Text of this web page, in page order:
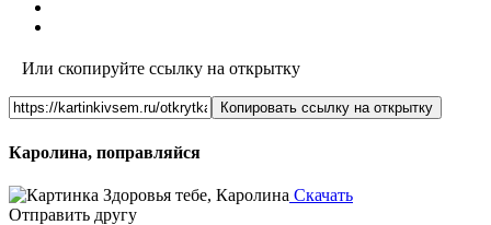
Или скопируйте ссылку на открытку
Копировать ссылку на открытку
Каролина, поправляйся
Скачать
Отправить другу